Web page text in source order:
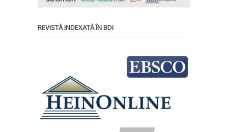
REVISTĂ INDEXATĂ ÎN BDI